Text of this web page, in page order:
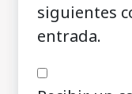
siguientes
entrada.